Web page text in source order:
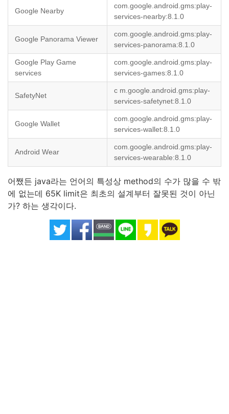
Google Nearby
com.google.android.gms:play-
services-nearby:8.1.0
Google Panorama Viewer
com.google.android.gms:play-
services-panorama:8.1.0
Google Play Game
services
com.google.android.gms:play-
services-games:8.1.0
SafetyNet
c m.google.android.gms:play-
services-safetynet:8.1.0
Google Wallet
com.google.android.gms:play-
services-wallet:8.1.0
Android Wear
com.google.android.gms:play-
services-wearable:8.1.0
어쨌든 java라는 언어의 특성상 method의 수가 많을 수 밖
에 없는데 65K limit은 최초의 설계부터 잘못된 것이 아닌
가? 하는 생각이다.